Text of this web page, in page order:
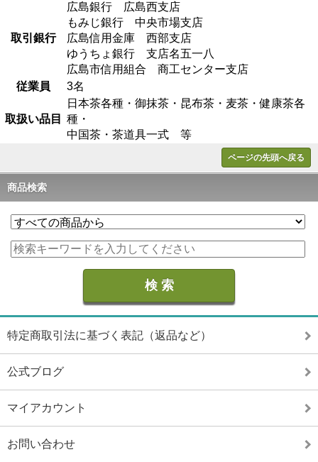
取引銀行
広島銀行 広島西支店
もみじ銀行 中央市場支店
広島信用金庫 西部支店
ゆうちょ銀行 支店名五一八
広島市信用組合 商工センター支店
従業員
3名
取扱い品目
日本茶各種・御抹茶・昆布茶・麦茶・健康茶各
種・
中国茶・茶道具一式 等
ページの先頭へ戻る
商品検索
特定商取引法に基づく表記（返品など）
公式ブログ
マイアカウント
お問い合わせ